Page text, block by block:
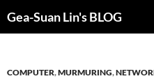
Gea-Suan Lin's BLOG
COMPUTER,MURMURING,